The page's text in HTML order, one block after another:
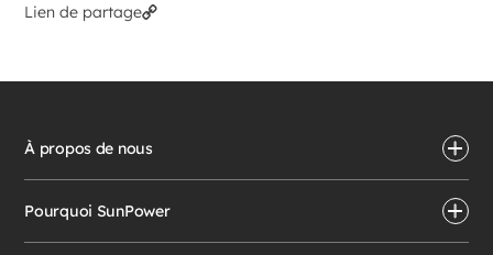
Lien de partage
À propos de nous
Pourquoi SunPower